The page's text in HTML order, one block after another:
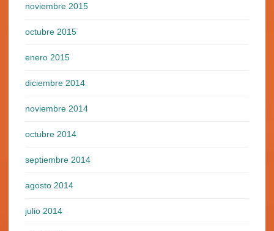
noviembre 2015
octubre 2015
enero 2015
diciembre 2014
noviembre 2014
octubre 2014
septiembre 2014
agosto 2014
julio 2014